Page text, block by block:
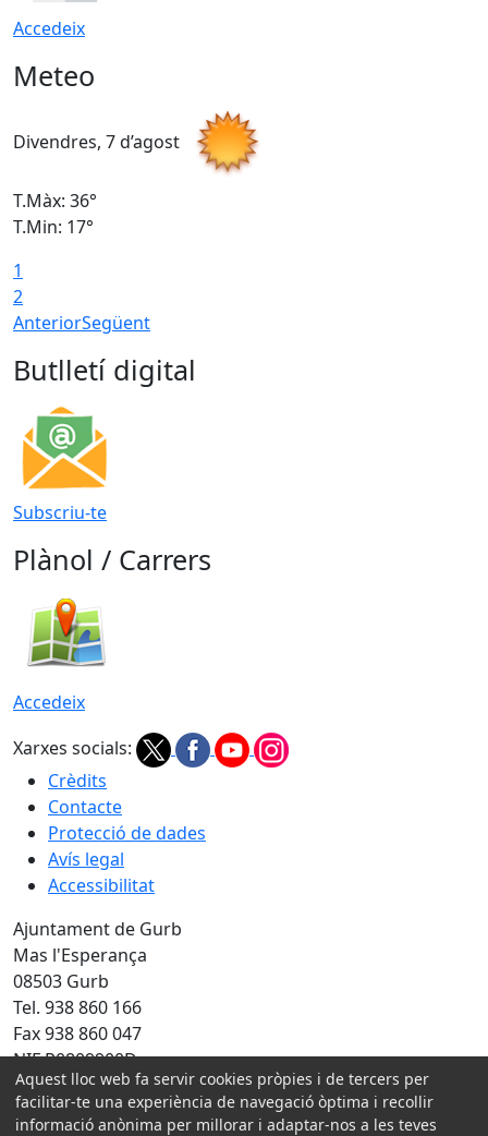
Accedeix
Meteo
Divendres, 7 d’agost
T.Màx: 36°
T.Min: 17°
1
2
AnteriorSegüent
Butlletí digital
Subscriu-te
Plànol / Carrers
Accedeix
Xarxes socials:
Crèdits
Contacte
Protecció de dades
Avís legal
Accessibilitat
Ajuntament de Gurb
Mas l'Esperança
08503 Gurb
Tel. 938 860 166
Fax 938 860 047
NIF P0809900D
Amb la col·laboració de:
Aquest lloc web fa servir cookies pròpies i de tercers per
facilitar-te una experiència de navegació òptima i recollir
informació anònima per millorar i adaptar-nos a les teves